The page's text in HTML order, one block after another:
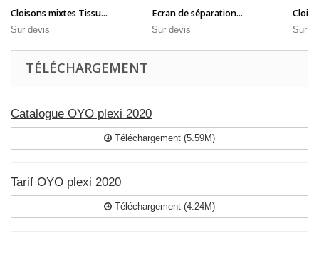
Cloisons mixtes Tissu...
Sur devis
Ecran de séparation...
Sur devis Sur
TÉLÉCHARGEMENT
Catalogue OYO plexi 2020
Téléchargement (5.59M)
Tarif OYO plexi 2020
Téléchargement (4.24M)